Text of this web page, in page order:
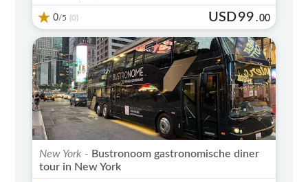
0/5 (0) USD99 .00
New York - Bustronoom gastronomische diner
tour in New York